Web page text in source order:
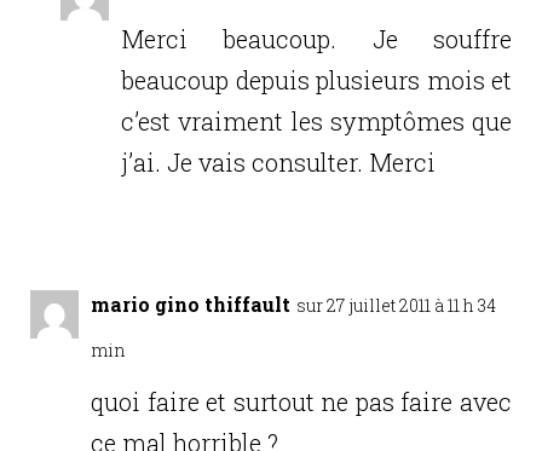
Merci beaucoup. Je souffre
beaucoup depuis plusieurs mois et
c’est vraiment les symptômes que
j’ai. Je vais consulter. Merci
mario gino thiffault sur 27 juillet 2011 à 11 h 34
min
quoi faire et surtout ne pas faire avec
ce mal horrible ?